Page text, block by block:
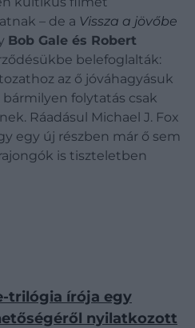
– de a Vissza a jövőbe
Bob Gale és Robert
belefoglalták:
az ő jóváhagyásuk
bármilyen folytatás csak
Ráadásul Michael J. Fox
egy új részben már ő sem
is tiszteletben
trilógia írója egy
nyilatkozott